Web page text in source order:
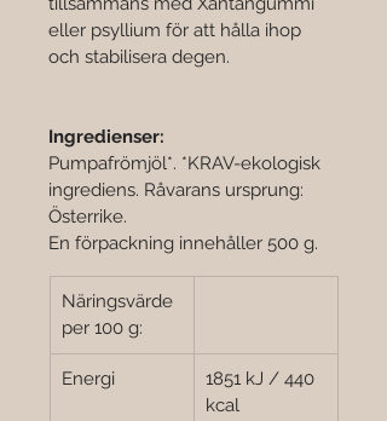
eller psyllium för att hålla ihop
och stabilisera degen.
Ingredienser:
Pumpafrömjöl*. *KRAV-ekologisk
ingrediens. Råvarans ursprung:
Österrike.
En förpackning innehåller 500 g.
Näringsvärde
per 100 g:
Energi
1851 kJ / 440
kcal